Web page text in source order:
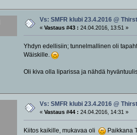
Vs: SMFR klubi 23.4.2016 @
«Vastaus #43 : 24.04.2016, 13:51 »
Yhdyn edellisiin; tunnelmallinen oli
Wäiskille.
Oli kiva olla liparissa ja nähdä
Vs: SMFR klubi 23.4.2016 @
«Vastaus #44 : 24.04.2016, 14:31 »
Kiitos kaikille, mukavaa oli Paikkana